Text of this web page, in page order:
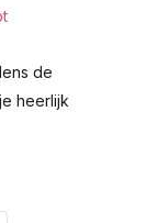
de
heerlijk